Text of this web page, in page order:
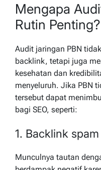
Mengapa
Rutin Penting?
Audit jaringan PBN
backlink, tetapi juga
kesehatan dan
menyeluruh. Jika PBN
tersebut dapat
bagi SEO, seperti:
1. Backlink spam
Munculnya tautan